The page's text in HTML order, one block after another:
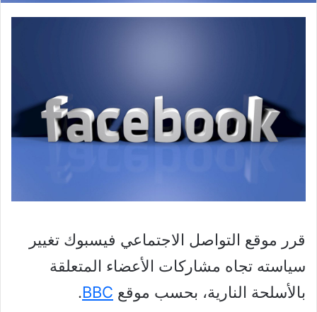
قرر موقع التواصل الاجتماعي فيسبوك تغيير
سياسته تجاه مشاركات الأعضاء المتعلقة
بالأسلحة النارية، بحسب موقع BBC
.